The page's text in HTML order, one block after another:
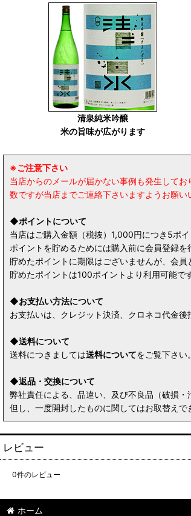
清泉純米吟醸
米の旨味が広がります
※ご注意下さい
当店からのメールが届かない事例も発生して
数ですが当店までご連絡下さいますようお願い
◆ポイントについて
当店はご購入金額（税抜）1,000円につき5ポ
ポイントを貯めるためには購入前に会員登録
貯めたポイントに期限はございませんが、会
貯めたポイントは100ポイントより利用可能で
◆お支払い方法について
お支払いは、クレジット決済、クロネコ代金
◆送料について
送料につきましては送料についてをご覧下さい。
◆返品・交換について
弊社責任による、品違い、及び不良品（破損
但し、一度開封したものに関してはお取替えで
レビュー
0件のレビュー
ホーム